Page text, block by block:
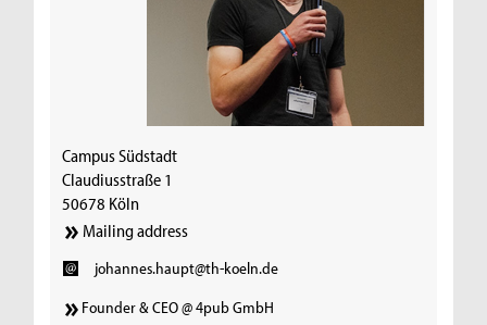
Campus Südstadt
Claudiusstraße 1
50678 Köln
Mailing address
johannes.haupt@th-koeln.de
Founder & CEO @ 4pub GmbH